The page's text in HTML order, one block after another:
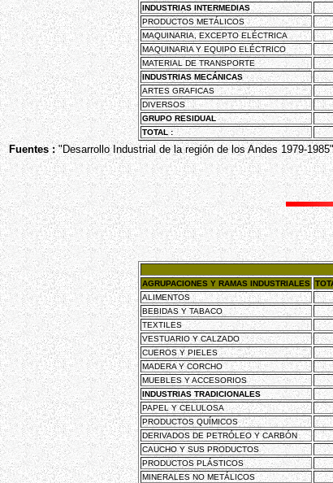
INDUSTRIAS INTERMEDIAS
PRODUCTOS METÁLICOS
MAQUINARIA, EXCEPTO ELÉCTRICA
MAQUINARIA Y EQUIPO ELÉCTRICO
MATERIAL DE TRANSPORTE
INDUSTRIAS MECÁNICAS
ARTES GRAFICAS
DIVERSOS
GRUPO RESIDUAL
TOTAL :
Fuentes : "Desarrollo Industrial de la región de los Andes 1979-
AGRUPACIONES Y RAMAS INDUSTRIALES
ALIMENTOS
BEBIDAS Y TABACO
TEXTILES
VESTUARIO Y CALZADO
CUEROS Y PIELES
MADERA Y CORCHO
MUEBLES Y ACCESORIOS
INDUSTRIAS TRADICIONALES
PAPEL Y CELULOSA
PRODUCTOS QUÍMICOS
DERIVADOS DE PETRÓLEO Y CARBÓN
CAUCHO Y SUS PRODUCTOS
PRODUCTOS PLÁSTICOS
MINERALES NO METÁLICOS